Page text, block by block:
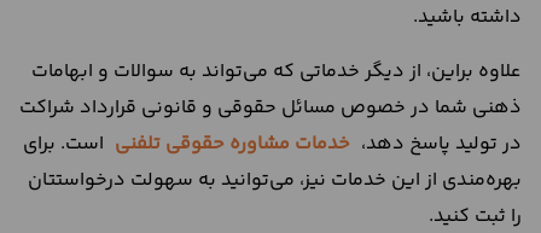
داشته باشید.
علاوه براین، از دیگر خدماتی که می‌تواند به سوالات و ابهامات
ذهنی شما در خصوص مسائل حقوقی و قانونی قرارداد شراکت
در تولید پاسخ دهد، خدمات مشاوره حقوقی تلفنی است. برای
بهره‌مندی از این خدمات نیز، می‌توانید به سهولت درخواستتان
را ثبت کنید.